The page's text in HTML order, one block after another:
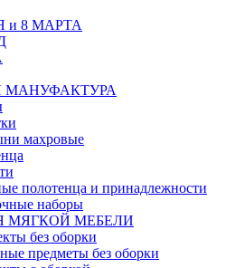
и 8 МАРТА
МАНУФАКТУРА
махровые
полотенца и принадлежности
наборы
МЯГКОЙ МЕБЕЛИ
без оборки
предметы без оборки